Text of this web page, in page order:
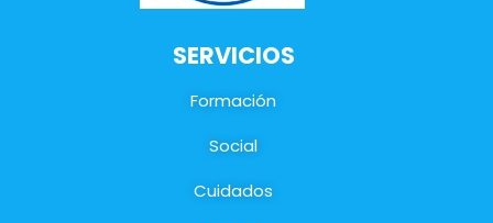
SERVICIOS
Formación
Social
Cuidados